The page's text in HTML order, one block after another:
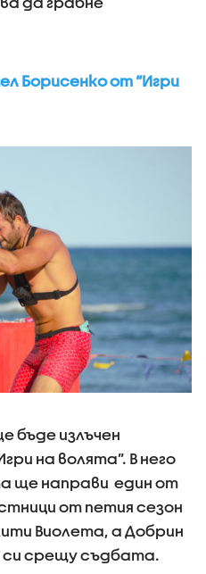
Борисенко от “Игри
бъде излъчен
на волята”. В него
ще направи един от
от петия сезон
Виолета, а Добрин
срещу съдбата.